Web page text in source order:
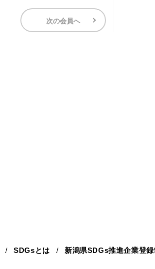
次の会員へ
SDGsとは 新潟県SDGs推進企業登